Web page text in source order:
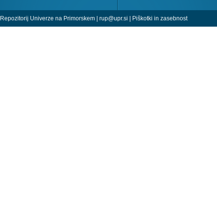
Repozitorij Univerze na Primorskem | rup@upr.si | Piškotki in zasebnost